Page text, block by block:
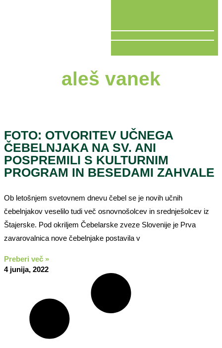
aleš vanek
FOTO: OTVORITEV UČNEGA
ČEBELNJAKA NA SV. ANI
POSPREMILI S KULTURNIM
PROGRAM IN BESEDAMI ZAHVALE
Ob letošnjem svetovnem dnevu čebel se je novih učnih
čebelnjakov veselilo tudi več osnovnošolcev in srednješolcev iz
Štajerske. Pod okriljem Čebelarske zveze Slovenije je Prva
zavarovalnica nove čebelnjake postavila v
Preberi več »
4 junija, 2022